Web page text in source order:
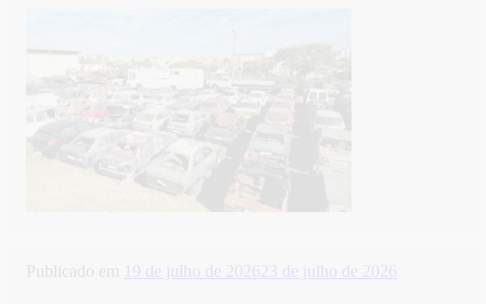
Publicado em 19 de julho de 2026 23 de julho de 2026